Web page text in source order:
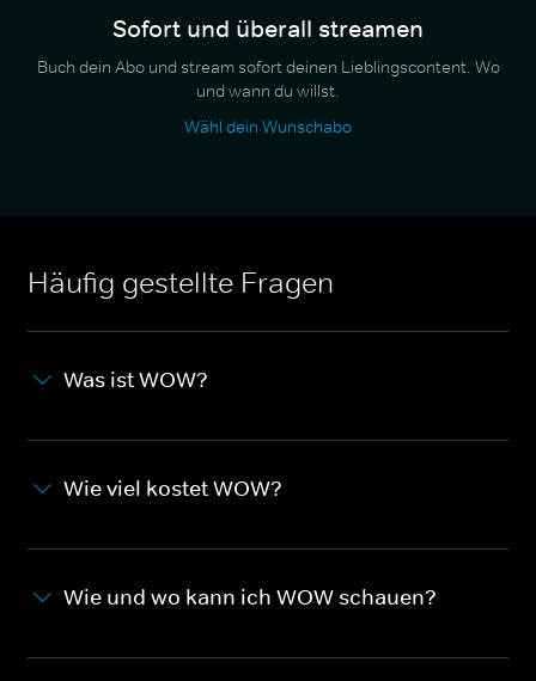
Sofort und überall streamen
Buch dein Abo und stream sofort deinen Lieblingscontent. Wo
und wann du willst.
Wähl dein Wunschabo
Häufig gestellte Fragen
Was ist WOW?
Wie viel kostet WOW?
Wie und wo kann ich WOW schauen?